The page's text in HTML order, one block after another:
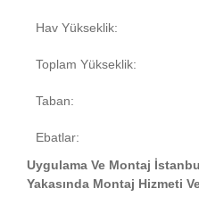
Hav Yükseklik:
Toplam Yükseklik:
Taban:
Ebatlar:
Uygulama Ve Montaj
Yakasında Montaj Hizmeti